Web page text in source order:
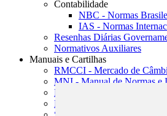
Contabilidade
NBC - Normas
IAS - Normas
Resenhas Diárias
Normativos Auxiliares
Manuais e Cartilhas
RMCCI - Mercado de
MNI - Manual de Normas e
MTVM - Manual de Títulos
MCR - Manual de Crédito